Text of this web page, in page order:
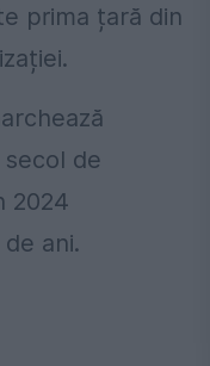
prima țară din
de
2024
ani.